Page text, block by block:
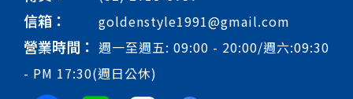
信箱： goldenstyle1991@gmail.com
營業時間： 週一至週五: 09:00 - 20:00/週六:09:30
- PM 17:30(週日公休)